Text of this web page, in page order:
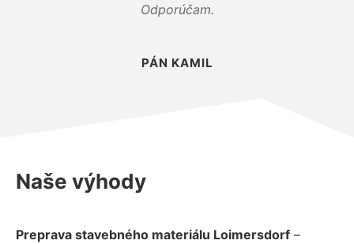
Odporúčam.
PÁN KAMIL
Naše výhody
Preprava stavebného materiálu Loimersdorf –